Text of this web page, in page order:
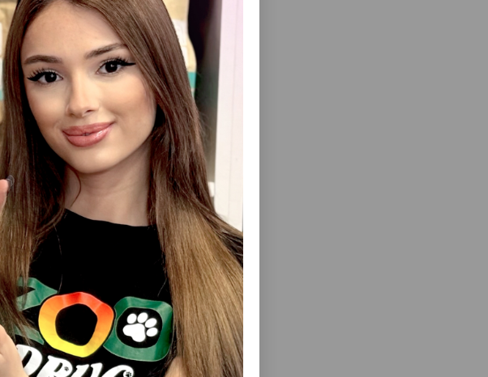
пищеварением.
Смотреть Все
КОРМ VOM FEINSTEN ADULT
SALMON&POULTRY, МУСС ДЛЯ
КОШЕК СО ВКУСОМ
И ПТИЦЕЙ 85 ГР.#83032
ВЛАЖНЫЙ КОРМ ROYAL CANIN KITTEN IN
GRAVY ДЛЯ КОТЯТ СО ВКУСОМ КУРИЦЫ